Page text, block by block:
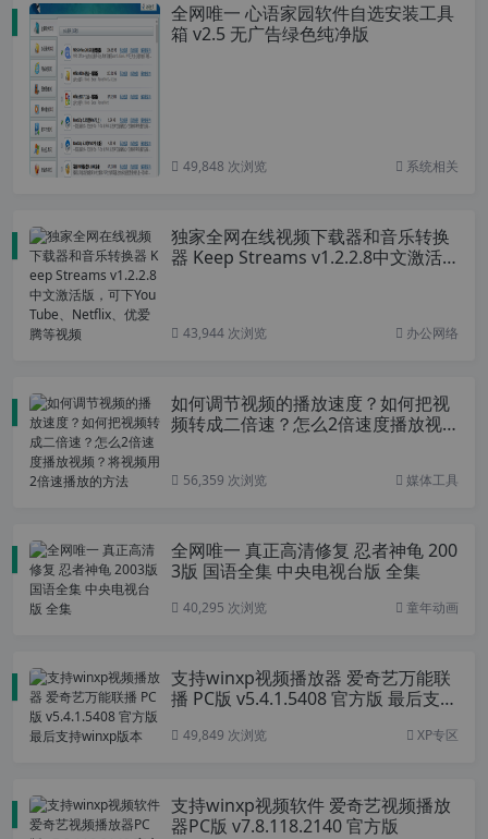
全网唯一 心语家园软件自选安装工具
箱 v2.5 无广告绿色纯净版
49,848 次浏览 系统相关
独家全网在线视频下载器和音乐转换
器 Keep Streams v1.2.2.8中文激活
43,944 次浏览 办公网络
如何调节视频的播放速度？如何把视
频转成二倍速？怎么2倍速度播放视
56,359 次浏览 媒体工具
全网唯一 真正高清修复 忍者神龟 200
3版 国语全集 中央电视台版 全集
40,295 次浏览 童年动画
支持winxp视频播放器 爱奇艺万能联
播 PC版 v5.4.1.5408 官方版 最后支持
49,849 次浏览 XP专区
支持winxp视频软件 爱奇艺视频播放
器PC版 v7.8.118.2140 官方版